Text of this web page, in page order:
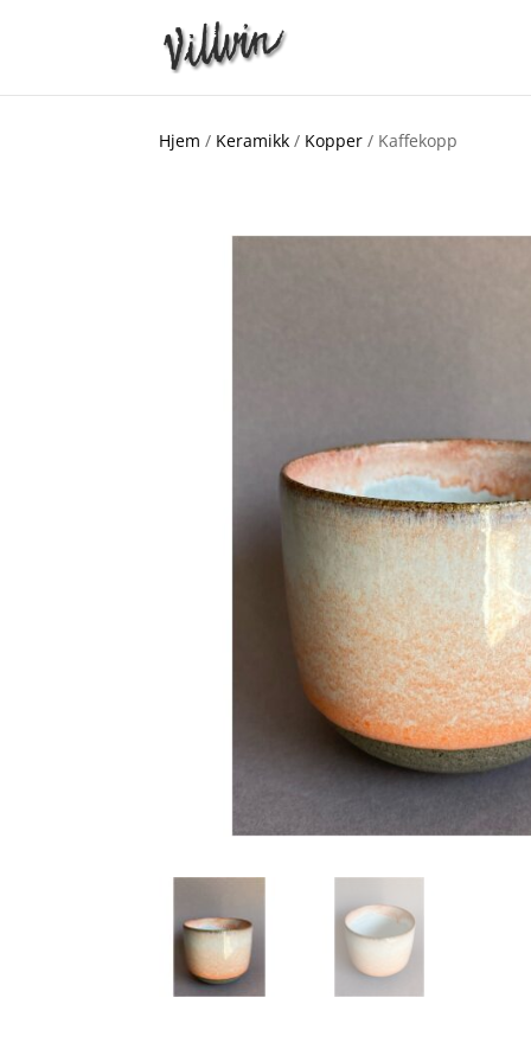
Hjem / Keramikk / Kopper / Kaffekopp